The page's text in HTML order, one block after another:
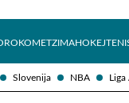
Slovenija NBA Liga
ROKOMETZIMAHOKEJ